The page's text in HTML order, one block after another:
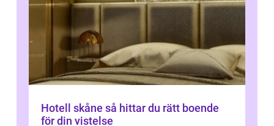
Hotell skåne så hittar du rätt boende
för din vistelse